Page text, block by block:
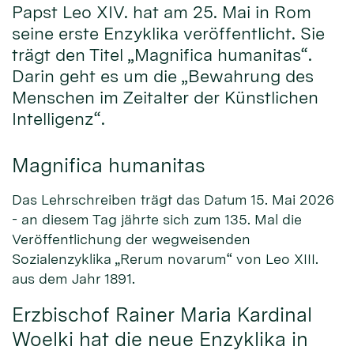
Papst Leo XIV. hat am 25. Mai in Rom
seine erste Enzyklika veröffentlicht. Sie
trägt den Titel „Magnifica humanitas“.
Darin geht es um die „Bewahrung des
Menschen im Zeitalter der Künstlichen
Intelligenz“.
Magnifica humanitas
Das Lehrschreiben trägt das Datum 15. Mai 2026
- an diesem Tag jährte sich zum 135. Mal die
Veröffentlichung der wegweisenden
Sozialenzyklika „Rerum novarum“ von Leo XIII.
aus dem Jahr 1891.
Erzbischof Rainer Maria Kardinal
Woelki hat die neue Enzyklika in